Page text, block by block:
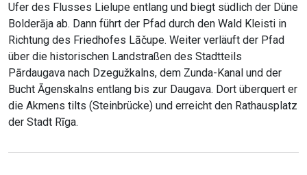
Ufer des Flusses Lielupe entlang und biegt südlich der Düne
Bolderāja ab. Dann führt der Pfad durch den Wald Kleisti in
Richtung des Friedhofes Lāčupe. Weiter verläuft der Pfad
über die historischen Landstraßen des Stadtteils
Pārdaugava nach Dzegužkalns, dem Zunda-Kanal und der
Bucht Āgenskalns entlang bis zur Daugava. Dort überquert er
die Akmens tilts (Steinbrücke) und erreicht den Rathausplatz
der Stadt Rīga.